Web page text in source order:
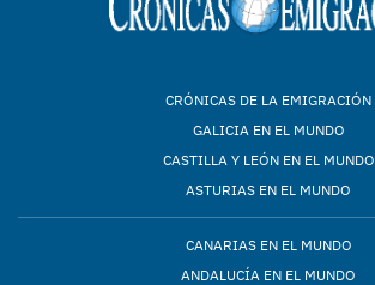
CRÓNICAS DE LA EMIGRACIÓN
GALICIA EN EL MUNDO
CASTILLA Y LEÓN EN EL MUNDO
ASTURIAS EN EL MUNDO
CANARIAS EN EL MUNDO
ANDALUCÍA EN EL MUNDO